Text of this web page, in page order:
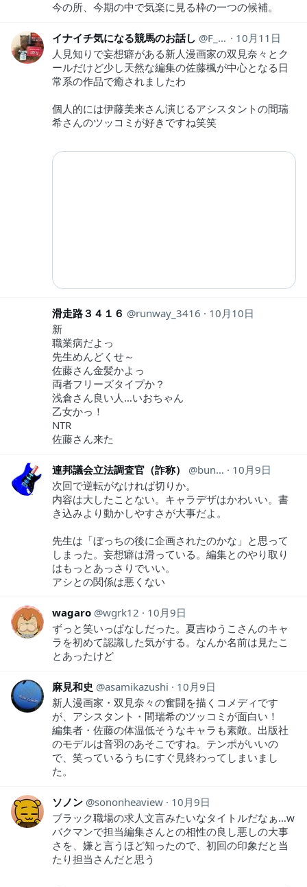
今の所、今期の中で気楽に見る枠の一つの候補。
イナイチ気になる競馬のお話し F_keiba171
10月11日
人見知りで妄想癖がある新人漫画家の双見奈々とク
ールだけど少し天然な編集の佐藤楓が中心となる日
常系の作品で癒されましたわ
個人的には伊藤美来さん演じるアシスタントの間瑞
希さんのツッコミが好きですね笑笑
滑走路３４１６ runway_3416
10月10日
新
職業病だよっ
先生めんどくせ～
佐藤さん金髪かよっ
両者フリーズタイプか？
浅倉さん良い人…いおちゃん
乙女かっ！
NTR
佐藤さん来た
連邦議会立法調査官（詐称） bunkakaigi
10月9日
次回で逆転がなければ切りか。
内容は大したことない。キャラデザはかわいい。書
き込みより動かしやすさが大事だよ。
先生は「ぼっちの後に企画されたのかな」と思って
しまった。妄想癖は滑っている。編集とのやり取り
はもっとあっさりでいい。
アシとの関係は悪くない
wagaro wgrk12
10月9日
ずっと笑いっぱなしだった。夏吉ゆうこさんのキャ
ラを初めて認識した気がする。なんか名前は見たこ
とあったけど
麻見和史 asamikazushi
10月9日
新人漫画家・双見奈々の奮闘を描くコメディです
が、アシスタント・間瑞希のツッコミが面白い！
編集者・佐藤の体温低そうなキャラも素敵。出版社
のモデルは音羽のあそこですね。テンポがいいの
で、笑っているうちにすぐ見終わってしまいまし
た。
ソノン sononheaview
10月9日
ブラック職場の求人文言みたいなタイトルだなぁ…w
バクマンで担当編集さんとの相性の良し悪しの大事
さを、嫌と言うほど知ったので、初回の印象だと当
たり担当さんだと思う